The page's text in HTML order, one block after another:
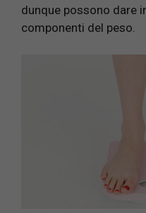
dunque possono dare
componenti del peso.